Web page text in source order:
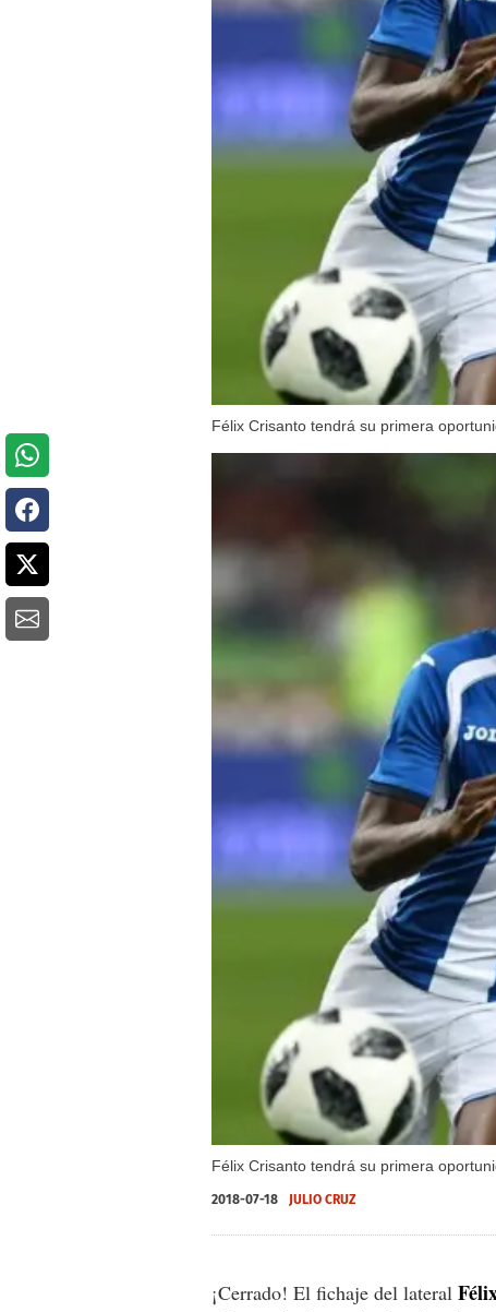
Félix Crisanto tendrá su primera
Félix Crisanto tendrá su primera
2018-07-18 JULIO CRUZ
¡Cerrado! El fichaje del lateral